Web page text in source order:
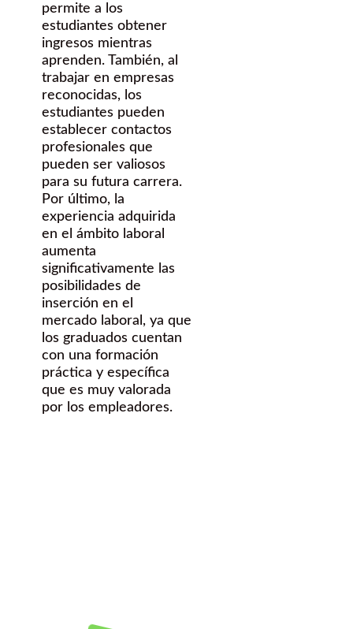
permite a los
estudiantes obtener
ingresos mientras
aprenden. También, al
trabajar en empresas
reconocidas, los
estudiantes pueden
establecer contactos
profesionales que
pueden ser valiosos
para su futura carrera.
Por último, la
experiencia adquirida
en el ámbito laboral
aumenta
significativamente las
posibilidades de
inserción en el
mercado laboral, ya que
los graduados cuentan
con una formación
práctica y específica
que es muy valorada
por los empleadores.